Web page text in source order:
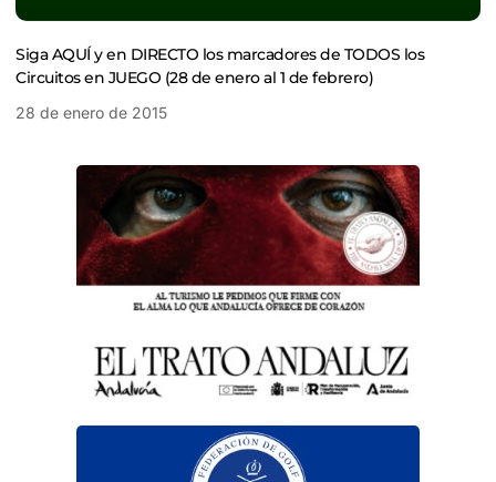
Siga AQUÍ y en DIRECTO los marcadores de TODOS los
Circuitos en JUEGO (28 de enero al 1 de febrero)
28 de enero de 2015